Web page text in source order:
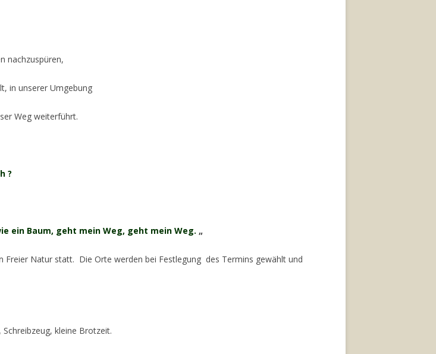
nachzuspüren,
in unserer Umgebung
Weg weiterführt.
?
ein Baum, geht mein Weg, geht mein Weg. „
Natur statt. Die Orte werden bei Festlegung des Termins gewählt und
kleine Brotzeit.